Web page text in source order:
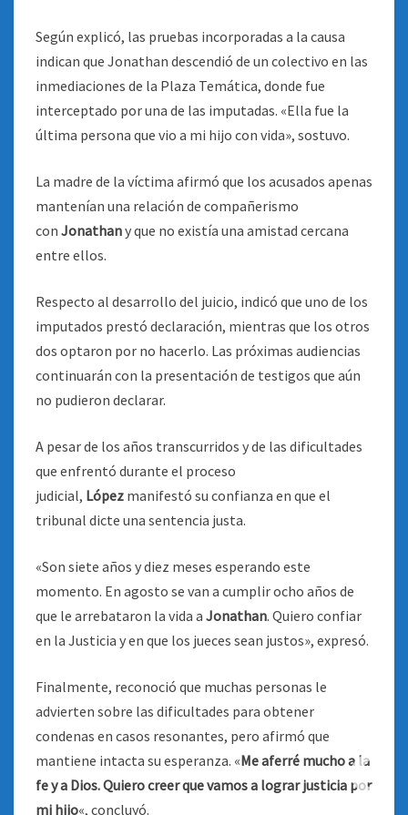
Según explicó, las pruebas incorporadas a la causa
indican que Jonathan descendió de un colectivo en las
inmediaciones de la Plaza Temática, donde fue
interceptado por una de las imputadas. «Ella fue la
última persona que vio a mi hijo con vida», sostuvo.
La madre de la víctima afirmó que los acusados apenas
mantenían una relación de compañerismo
con Jonathany que no existía una amistad cercana
entre ellos.
Respecto al desarrollo del juicio, indicó que uno de los
imputados prestó declaración, mientras que los otros
dos optaron por no hacerlo. Las próximas audiencias
continuarán con la presentación de testigos que aún
no pudieron declarar.
A pesar de los años transcurridos y de las dificultades
que enfrentó durante el proceso
judicial, López manifestó su confianza en que el
tribunal dicte una sentencia justa.
«Son siete años y diez meses esperando este
momento. En agosto se van a cumplir ocho años de
que le arrebataron la vida a Jonathan. Quiero confiar
en la Justicia y en que los jueces sean justos», expresó.
Finalmente, reconoció que muchas personas le
advierten sobre las dificultades para obtener
condenas en casos resonantes, pero afirmó que
mantiene intacta su esperanza. «Me aferré mucho a la
fe y a Dios. Quiero creer que vamos a lograr justicia por
mi hijo«, concluyó.